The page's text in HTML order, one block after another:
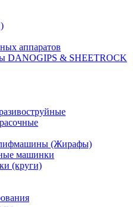
аппаратов
DANOGIPS & SHEETROCK
(Жирафы)
машинки
(круги)